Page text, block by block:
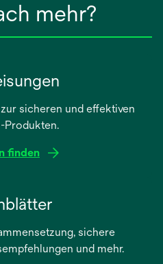
mehr?
sicheren und effektiven
Produkten.
finden
sichere
und mehr.